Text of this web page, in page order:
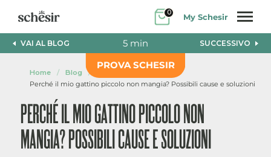
contenuto
0 My Schesir
PROVA SCHESIR
VAI AL BLOG 5 min SUCCESSIVO
Home / Blog
/
Perché il mio gattino piccolo non mangia? Possibili cause e soluzioni
PERCHÉ IL MIO GATTINO PICCOLO NON
MANGIA? POSSIBILI CAUSE E SOLUZIONI